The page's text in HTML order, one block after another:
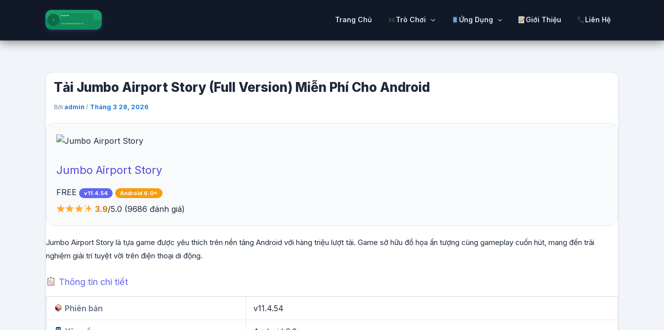
dung
Trang Chủ Trò Chơi Ứng Dụng Giới Thiệu Liên Hệ
Tải Jumbo Airport Story (Full Version) Miễn Phí Cho Android
Bởi admin / Tháng 3 28, 2026
Jumbo Airport Story
FREE v11.4.54 Android 6.0+
3.9/5.0 (9686 đánh giá)
Jumbo Airport Story là tựa game được yêu thích trên nền tảng Android với hàng triệu lượt tải. Game sở hữu đồ họa ấn tượng cùng gameplay cuốn hút, mang đến trải
nghiệm giải trí tuyệt vời trên điện thoại di động.
Thông tin chi tiết
Phiên bản v11.4.54